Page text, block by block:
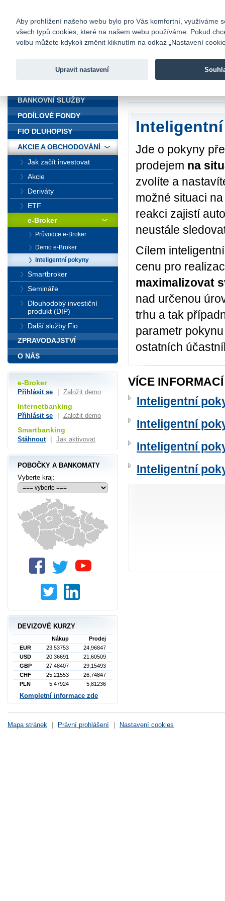
Fio banka
Fio banka
Jde o pokyny
prodejem na
zvolíte a
možné situaci
reakci zajistí
neustále
Cílem
cenu pro
maximalizovat
nad určenou
trhu a tak
parametr
ostatních
VÍCE
Inteligentní
Inteligentní
Inteligentní
Inteligentní
BANKOVNÍ SLUŽBY
PODÍLOVÉ FONDY
FIO DLUHOPISY
AKCIE A OBCHODOVÁNÍ
Jak začít investovat
Akcie
Deriváty
ETF
e-Broker
Průvodce e-Broker
Demo e-Broker
Inteligentní pokyny
Smartbroker
Semináře
Dlouhodobý investiční
produkt (DIP)
Další služby Fio
ZPRAVODAJSTVÍ
O NÁS
e-Broker
Přihlásit se Založit demo
Internetbanking
Přihlásit se Založit demo
Smartbanking
Stáhnout Jak aktivovat
POBOČKY A BANKOMATY
Vyberte kraj:
DEVIZOVÉ KURZY
Nákup
Prodej
EUR
23,53753
24,96847
USD
20,36691
21,60509
GBP
27,48407
29,15493
CHF
25,21553
26,74847
PLN
5,47924 5,81236
Kompletní informace zde
Mapa stránek Právní prohlášení Nastavení cookies
Aby prohlížení našeho webu bylo pro Vás komfortní, využíváme
všech typů cookies, které na našem webu používáme. Pokud
volbu můžete kdykoli změnit kliknutím na odkaz „Nastavení
Upravit nastavení